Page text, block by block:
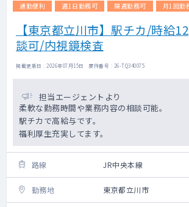
通勤便利
週1日勤務可 隔週勤務可 月1回勤
【東京都立川市】駅チカ/時給
談可/内視鏡検査
掲載更新日 : 2026年07月15日 案件番号 : 26-TQ340075
担当エージェントより
柔軟な勤務時間や業務内容の相談可能。
駅チカで高給与です。
福利厚生充実してます。
路線 JR中央本線
勤務地 東京都立川市